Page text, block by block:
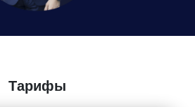
Тарифы
персональных данных